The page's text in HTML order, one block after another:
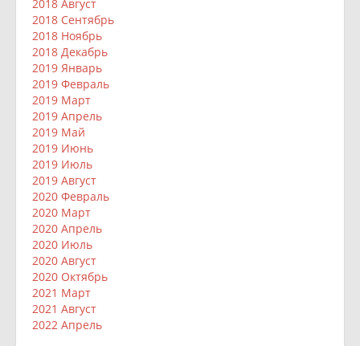
2018 Август
2018 Сентябрь
2018 Ноябрь
2018 Декабрь
2019 Январь
2019 Февраль
2019 Март
2019 Апрель
2019 Май
2019 Июнь
2019 Июль
2019 Август
2020 Февраль
2020 Март
2020 Апрель
2020 Июль
2020 Август
2020 Октябрь
2021 Март
2021 Август
2022 Апрель